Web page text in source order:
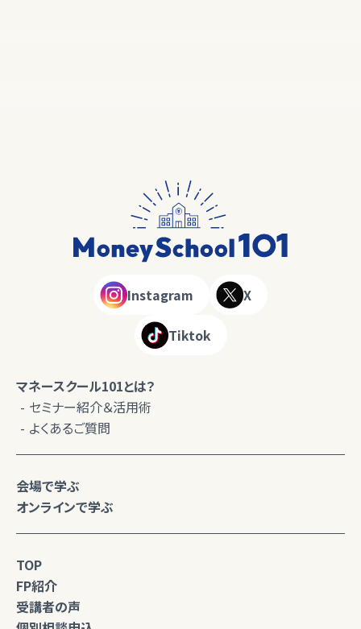
Instagram X
Tiktok
マネースクール101とは？
セミナー紹介＆活用術
よくあるご質問
会場で学ぶ
オンラインで学ぶ
TOP
FP紹介
受講者の声